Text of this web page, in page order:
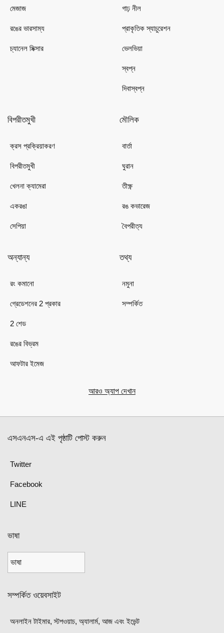
মেজাজ
রঙের ভারসাম্য
চ্যানেল মিক্সার
গাঢ় নীল
প্রাকৃতিক স্যাচুরেশন
ভেলভিয়া
স্বপ্ন
দিবাস্বপ্ন
বিপরীতমুখী
ক্রস প্রক্রিয়াকরণ
বিপরীতমুখী
খেলনা ক্যামেরা
একরঙা
সেপিয়া
মৌলিক
বার্তা
ঘুরান
তীক্ষ্ণ
রঙ কভারেজ
বৈপরীত্য
অন্যান্য
রং কমানো
গ্রেডেশনের 2 প্রকার
2 শেড
রঙের বিভ্রম
আফটার ইমেজ
তথ্য
নমুনা
সম্পর্কিত
আরও অ্যাপ দেখান
এসএনএস-এ এই পৃষ্ঠাটি পোস্ট করুন
Twitter
Facebook
LINE
ভাষা
সম্পর্কিত ওয়েবসাইট
অনলাইন টাইমার, স্টপওয়াচ, অ্যালার্ম, আজ এবং ইভেন্ট